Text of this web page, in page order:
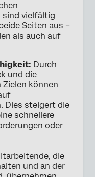
sind vielfältig
Seiten aus –
als auch auf
Durch
und die
können
Dies steigert die
schnellere
oder
die
und an der